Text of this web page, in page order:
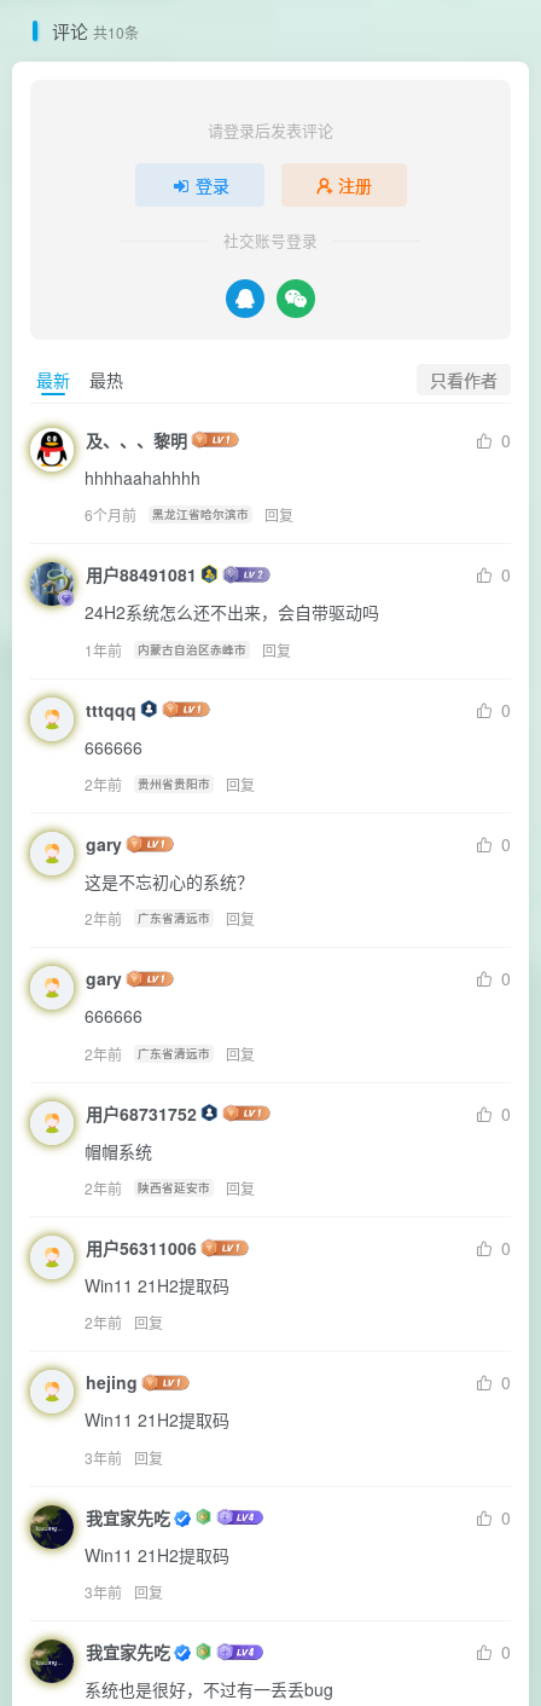
评论 共10条
请登录后发表评论
登录 注册
社交账号登录
最新 最热 只看作者
及、、、黎明
0
hhhhaahahhhh
6个月前 黑龙江省哈尔滨市 回复
用户88491081
0
24H2系统怎么还不出来，会自带驱动吗
1年前 内蒙古自治区赤峰市 回复
tttqqq
0
666666
2年前 贵州省贵阳市 回复
gary
0
这是不忘初心的系统？
2年前 广东省清远市 回复
gary
0
666666
2年前 广东省清远市 回复
用户68731752
0
帽帽系统
2年前 陕西省延安市 回复
用户56311006
0
Win11 21H2提取码
2年前 回复
hejing
0
Win11 21H2提取码
3年前 回复
我宜家先吃
0
Win11 21H2提取码
3年前 回复
我宜家先吃
0
系统也是很好，不过有一丢丢bug